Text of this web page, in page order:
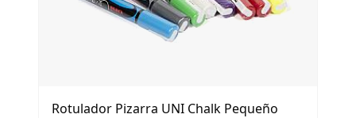
Rotulador Pizarra UNI Chalk Pequeño